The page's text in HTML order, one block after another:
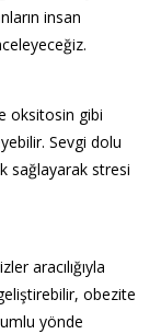
insan
oksitosin gibi
Sevgi dolu
sağlayarak stresi
aracılığıyla
obezite
yönde